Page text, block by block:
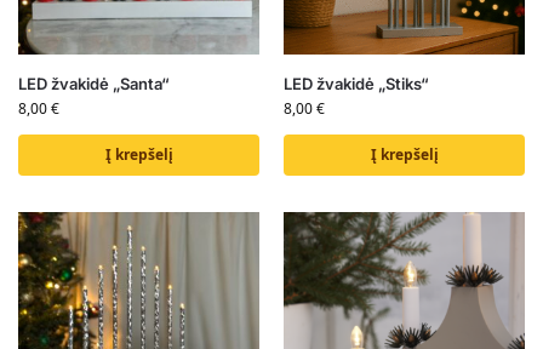
LED žvakidė „Santa“
8,00€
Į krepšelį
LED žvakidė „Stiks“
8,00€
Į krepšelį